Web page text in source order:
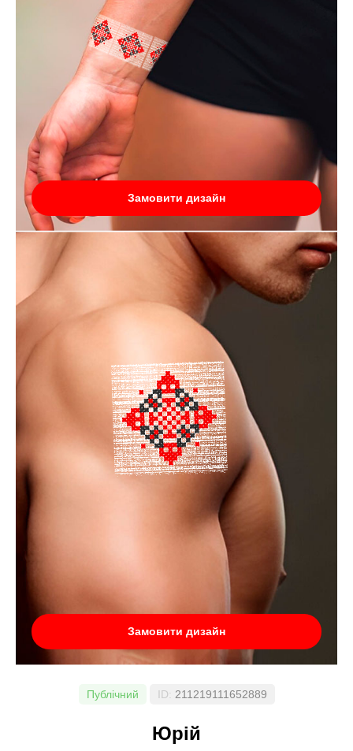
Замовити дизайн
Замовити дизайн
Публічний ID: 211219111652889
Юрій